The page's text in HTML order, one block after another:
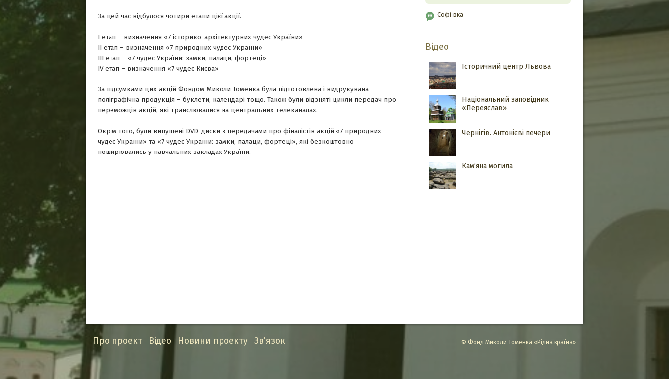
За цей час відбулося чотири етапи цієї акції.
І етап – визначення «7 історико-архітектурних чудес України»
ІІ етап – визначення «7 природних чудес України»
ІІІ етап – «7 чудес України: замки, палаци, фортеці»
ІV етап – визначення «7 чудес Києва»
За підсумками цих акцій Фондом Миколи Томенка була підготовлена і видрукувана
поліграфічна продукція – буклети, календарі тощо. Також були відзняті цикли передач про
переможців акцій, які транслювалися на центральних телеканалах.
Окрім того, були випущені DVD-диски з передачами про фіналістів акцій «7 природних
чудес України» та «7 чудес України: замки, палаци, фортеці», які безкоштовно
поширювались у навчальних закладах України.
Софіївка
Відео
Історичний центр Львова
Національний заповідник
«Переяслав»
Чернігів. Антонієві печери
Кам’яна могила
Про проект Відео Новини проекту Зв’язок © Фонд Миколи Томенка «Рідна країна»